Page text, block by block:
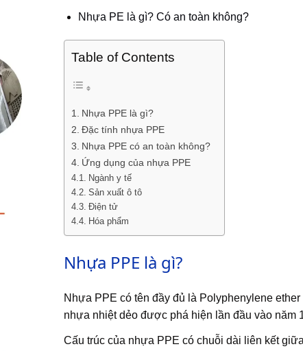
Nhựa PE là gì? Có an toàn không?
Table of Contents
Nhựa PPE là gì?
Đặc tính nhựa PPE
Nhựa PPE có an toàn không?
Ứng dụng của nhựa PPE
Ngành y tế
Sản xuất ô tô
Điện tử
Hóa phẩm
Nhựa PPE là gì?
Nhựa PPE có tên đầy đủ là Polyphenylene
nhựa nhiệt dẻo được phá hiện lần đầu vào năm
Cấu trúc của nhựa PPE có chuỗi dài liên kết